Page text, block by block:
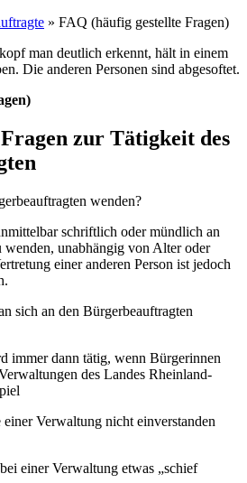
» FAQ (häufig gestellte Fragen)
zur Tätigkeit des
wenden?
schriftlich oder mündlich an
wenden, unabhängig von Alter oder
einer anderen Person ist jedoch
sich an den Bürgerbeauftragten
immer dann tätig, wenn Bürgerinnen
des Landes Rheinland-
Verwaltung nicht einverstanden
einer Verwaltung etwas „schief